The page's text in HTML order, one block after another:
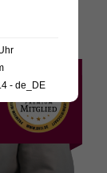
- de_DE